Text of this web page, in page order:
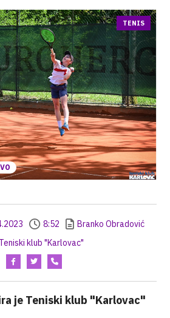
TENIS
8:52
Branko Obradović
Teniski klub "Karlovac"
je Teniski klub "Karlovac"